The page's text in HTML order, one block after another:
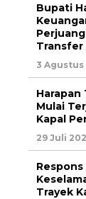
Bupati
Transfer
3 Agustus
Harapan
Mulai
Kapal
29 Juli
Trayek